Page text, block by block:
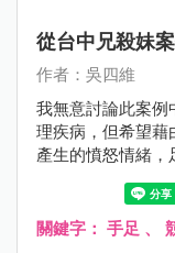
從台中兄殺妹
作者：吳四維
我無意討論此案例
理疾病，但希望藉
產生的憤怒情緒，
關鍵字： 手足 、